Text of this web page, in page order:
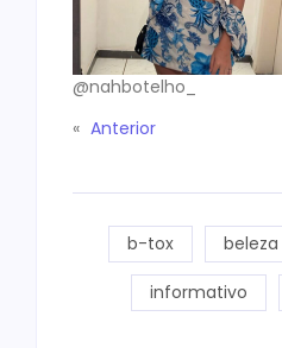
@nahbotelho_
« Anterior
b-tox beleza
informativo